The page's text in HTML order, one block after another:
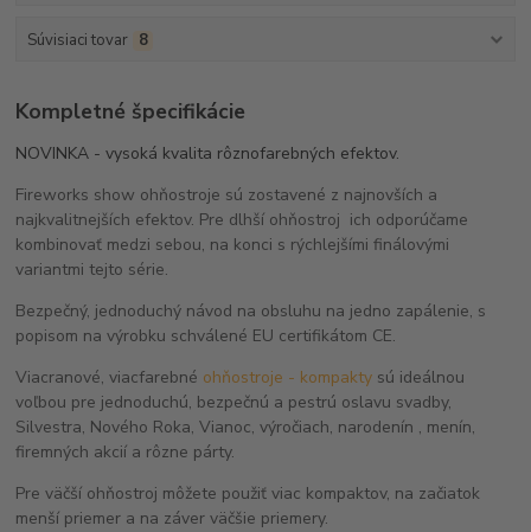
Súvisiaci tovar 8
Kompletné špecifikácie
NOVINKA -vysoká kvalita rôznofarebných efektov.
Fireworks show ohňostroje sú zostavené z najnovších a
najkvalitnejších efektov. Pre dlhší ohňostroj ich odporúčame
kombinovať medzi sebou, na konci s rýchlejšími finálovými
variantmi tejto série.
Bezpečný, jednoduchý návod na obsluhu na jedno zapálenie, s
popisom na výrobku schválené EU certifikátom CE.
Viacranové, viacfarebné ohňostroje - kompakty sú ideálnou
voľbou pre jednoduchú, bezpečnú a pestrú oslavu svadby,
Silvestra, Nového Roka, Vianoc, výročiach, narodenín , menín,
firemných akcií a rôzne párty.
Pre väčší ohňostroj môžete použiť viac kompaktov, na začiatok
menší priemer a na záver väčšie priemery.